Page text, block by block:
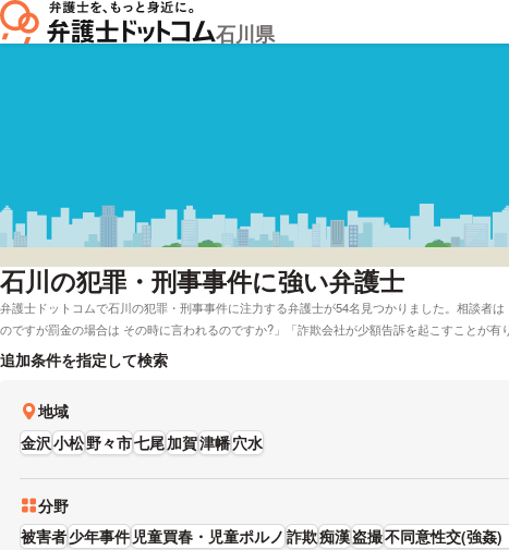
石川県
石川の犯罪・刑事事件に強い弁護士
弁護士ドットコムで石川の犯罪・刑事事件に注力する弁護士が54名見つかりました。相談者
のですが罰金の場合は その時に言われるのですか?」「詐欺会社が少額告訴を起こすことが
弁護士ドットコムでは着手金無料で受付している石川の弁護士や弁護士費用などの相談を電話
ことができます。具体的には「犯罪・刑事事件で強い弁護士や評判が良い弁護士の選び方など
のいく解決を目指しております。」とおっしゃる方もおります。犯罪・刑事事件で課題を抱
士から、男性・女性などの性別や英語などの対応言語などの希望を踏まえて、自身にあう弁
追加条件を指定して検索
地域
金沢小松野々市七尾加賀津幡穴水
分野
被害者少年事件 児童買春・児童ポルノ 詐欺痴漢盗撮不同意性交(強姦)